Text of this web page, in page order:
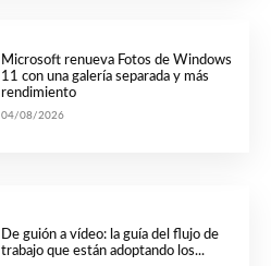
Microsoft renueva Fotos de Windows
11 con una galería separada y más
rendimiento
04/08/2026
De guión a vídeo: la guía del flujo de
trabajo que están adoptando los...